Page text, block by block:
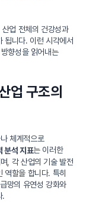
업 전체의 건강성과
됩니다. 이런 시각에서
향성을 읽어내는
업 구조의
체계적으로
분석 지표는 이러한
, 각 산업의 기술 발전
역할을 합니다. 특히
망의 유연성 강화와
.